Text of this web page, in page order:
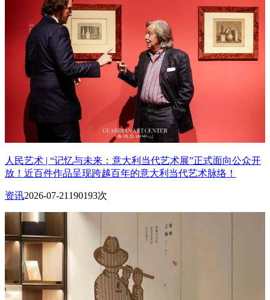
人民艺术 | “记忆与未来：意大利当代艺术展”正式面向公众开
放！近百件作品呈现跨越百年的意大利当代艺术脉络！
资讯2026-07-21 190193次